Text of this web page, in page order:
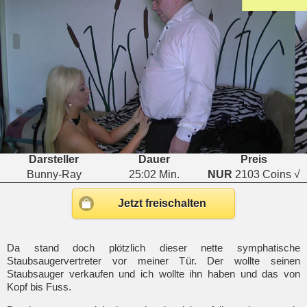
Darsteller Dauer
Preis
Bunny-Ray
25:02 Min. NUR 2103 Coins √
Jetzt freischalten
Da stand doch plötzlich dieser nette symphatische
Staubsaugervertreter vor meiner Tür. Der wollte seinen
Staubsauger verkaufen und ich wollte ihn haben und das von
Kopf bis Fuss.